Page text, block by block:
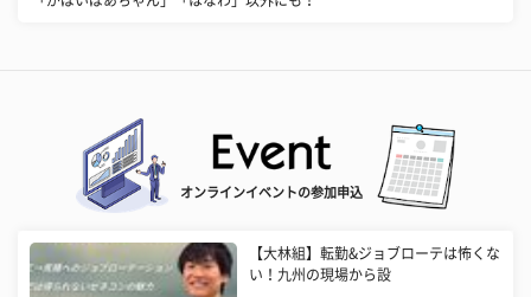
オンラインイベントの参加申込
【大林組】転勤&ジョブローテは怖くな
い！九州の現場から設